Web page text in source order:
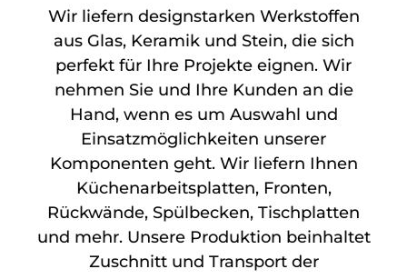
Wir liefern designstarken Werkstoffen
aus Glas, Keramik und Stein, die sich
perfekt für Ihre Projekte eignen. Wir
nehmen Sie und Ihre Kunden an die
Hand, wenn es um Auswahl und
Einsatzmöglichkeiten unserer
Komponenten geht. Wir liefern Ihnen
Küchenarbeitsplatten, Fronten,
Rückwände, Spülbecken, Tischplatten
und mehr. Unsere Produktion beinhaltet
Zuschnitt und Transport der